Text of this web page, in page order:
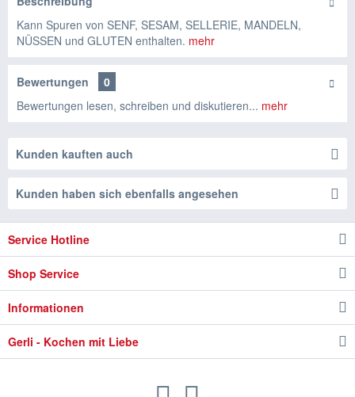
Kann Spuren von SENF, SESAM, SELLERIE, MANDELN,
NÜSSEN und GLUTEN enthalten. mehr
Bewertungen
0
Bewertungen lesen, schreiben und diskutieren... mehr
Kunden kauften auch
Kunden haben sich ebenfalls angesehen
Service Hotline
Shop Service
Informationen
Gerli - Kochen mit Liebe